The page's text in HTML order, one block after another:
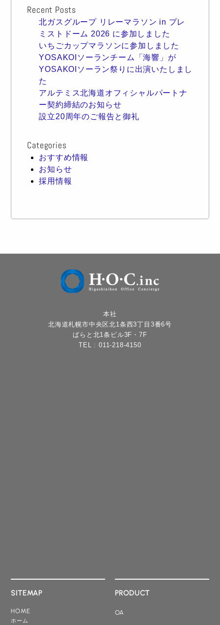
Recent Posts
北ガスグループ リレーマラソン in プレ
ミストドーム 2026 に参加しました
いちごカップマラソンに参加しました
YOSAKOIソーランチーム「海響」が
YOSAKOIソーラン祭りに出演いたしまし
た
アルテミス北海道オフィシャルパートナ
ー契約締結のお知らせ
設立20周年のご報告と御礼
Categories
おすすめ情報
お知らせ
採用情報
本社
北海道札幌市中央区北1条西3丁目3番6号
ばらと北1条ビル3F・7F
TEL :011-218-4150
SITEMAP
HOME
ホーム
PRODUCT
OA